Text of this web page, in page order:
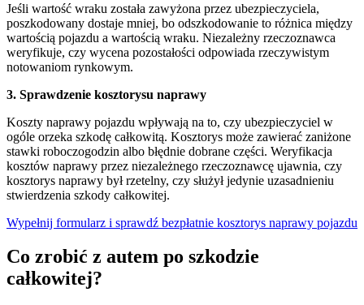
Jeśli wartość wraku została zawyżona przez ubezpieczyciela,
poszkodowany dostaje mniej, bo odszkodowanie to różnica między
wartością pojazdu a wartością wraku. Niezależny rzeczoznawca
weryfikuje, czy wycena pozostałości odpowiada rzeczywistym
notowaniom rynkowym.
3. Sprawdzenie kosztorysu naprawy
Koszty naprawy pojazdu wpływają na to, czy ubezpieczyciel w
ogóle orzeka szkodę całkowitą. Kosztorys może zawierać zaniżone
stawki roboczogodzin albo błędnie dobrane części. Weryfikacja
kosztów naprawy przez niezależnego rzeczoznawcę ujawnia, czy
kosztorys naprawy był rzetelny, czy służył jedynie uzasadnieniu
stwierdzenia szkody całkowitej.
Wypełnij formularz i sprawdź bezpłatnie kosztorys naprawy pojazdu
Co zrobić z autem po szkodzie
całkowitej?